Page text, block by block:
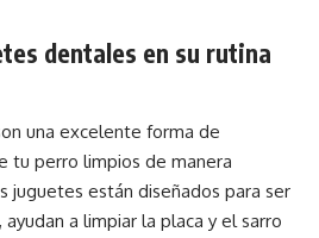
dentales en su rutina
una excelente forma de
tu perro limpios de manera
juguetes están diseñados para ser
ayudan a limpiar la placa y el sarro